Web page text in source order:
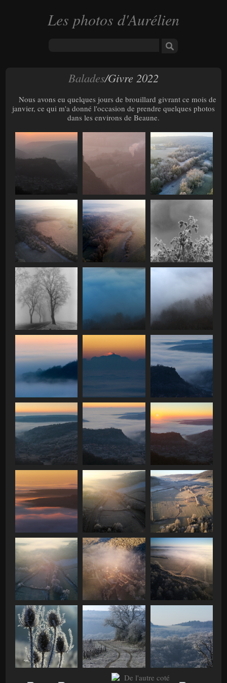
Les photos d'Aurélien
Balades/Givre 2022
Nous avons eu quelques jours de brouillard givrant ce mois de
janvier, ce qui m'a donné l'occasion de prendre quelques photos
dans les environs de Beaune.